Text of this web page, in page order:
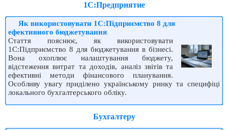
1С:Предприятие
Як використовувати 1С:Підприємство 8 для
ефективного бюджетування
Стаття пояснює, як використовувати
1С:Підприємство 8 для бюджетування в бізнесі.
Вона охоплює налаштування бюджету,
відстеження витрат та доходів, аналіз звітів та
ефективні методи фінансового планування.
Особливу увагу приділено українському ринку та специфіці
локального бухгалтерського обліку.
Бухгалтеру